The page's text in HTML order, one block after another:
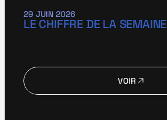
29 JUIN 2026
LE CHIFFRE DE LA SEMAINE
VOIR